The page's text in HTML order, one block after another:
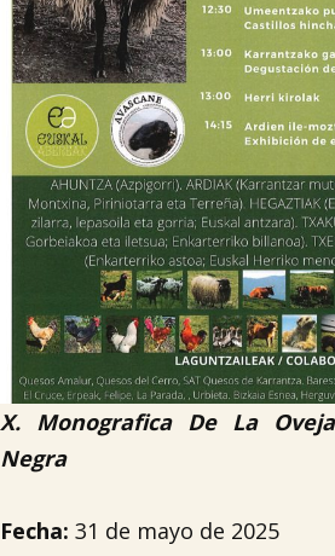
Lursail Market
X. Monografica De La
Negra
Fecha: 31 de mayo de 2025